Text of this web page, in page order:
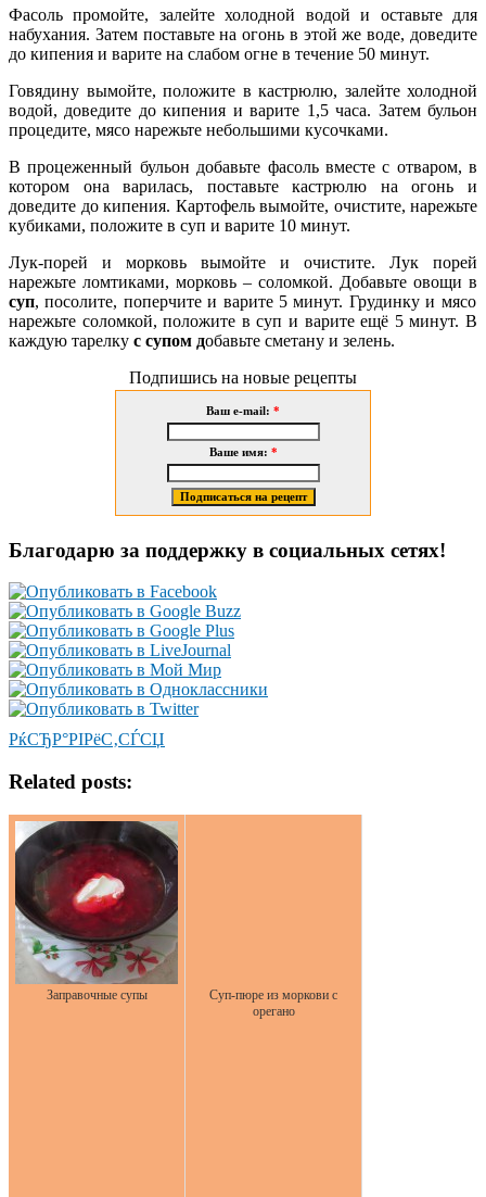
Фасоль промойте, залейте холодной водой и оставьте для
набухания. Затем поставьте на огонь в этой же воде, доведите
до кипения и варите на слабом огне в течение 50 минут.
Говядину вымойте, положите в кастрюлю, залейте холодной
водой, доведите до кипения и варите 1,5 часа. Затем бульон
процедите, мясо нарежьте небольшими кусочками.
В процеженный бульон добавьте фасоль вместе с отваром, в
котором она варилась, поставьте кастрюлю на огонь и
доведите до кипения. Картофель вымойте, очистите, нарежьте
кубиками, положите в суп и варите 10 минут.
Лук-порей и морковь вымойте и очистите. Лук порей
нарежьте ломтиками, морковь – соломкой. Добавьте овощи в
суп, посолите, поперчите и варите 5 минут. Грудинку и мясо
нарежьте соломкой, положите в суп и варите ещё 5 минут. В
каждую тарелку с супом добавьте сметану и зелень.
Подпишись на новые рецепты
Ваш e-mail: *
Ваше имя: *
Благодарю за поддержку в социальных сетях!
РќСЂР°РІРёС‚СЃСЏ
Related posts:
Заправочные супы
Суп-пюре из моркови с
орегано